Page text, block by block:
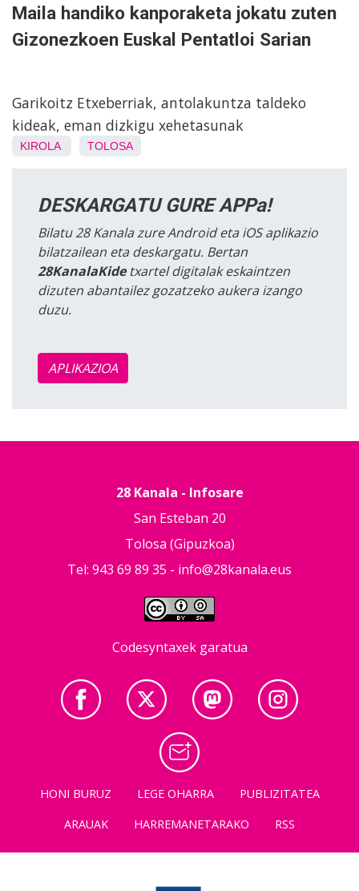
Maila handiko kanporaketa jokatu zuten
Gizonezkoen Euskal Pentatloi Sarian
Garikoitz Etxeberriak, antolakuntza taldeko
kideak, eman dizkigu xehetasunak
KIROLA TOLOSA
DESKARGATU GURE APPa!
Bilatu 28 Kanala zure Android eta iOS aplikazio
bilatzailean eta deskargatu. Bertan
28KanalaKidetxartel digitalak eskaintzen
dizuten abantailez gozatzeko aukera izango
duzu.
APLIKAZIOA
28 Kanala - Infosare
San Esteban 20
Tolosa (Gipuzkoa)
Tel: 943 69 89 35 - info@28kanala.eus
Codesyntaxek garatua
HONI BURUZ LEGE OHARRA
PUBLIZITATEA
ARAUAK
HARREMANETARAKO RSS